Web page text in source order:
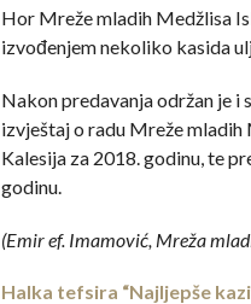
Hor Mreže mladih Medžlisa
izvođenjem nekoliko kasida
Nakon predavanja održan je i
izvještaj o radu Mreže
Kalesija za 2018. godinu, te
godinu.
(Emir ef. Imamović, Mreža
Halka tefsira “Najljepše